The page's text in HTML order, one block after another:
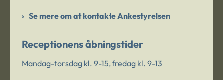
Se mere om at kontakte Ankestyrelsen
Receptionens åbningstider
Mandag-torsdag kl. 9-15, fredag kl. 9-13